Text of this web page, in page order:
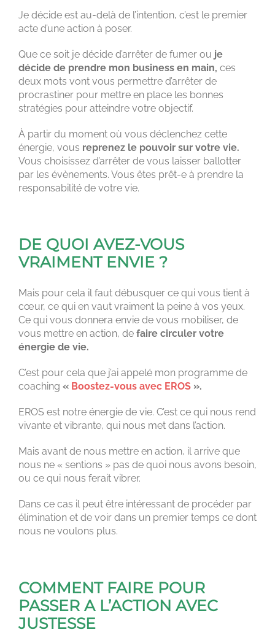
Je décide est au-delà de l’intention, c’est le premier
acte d’une action à poser.
Que ce soit je décide d’arrêter de fumer ou je
décide de prendre mon business en main, ces
deux mots vont vous permettre d’arrêter de
procrastiner pour mettre en place les bonnes
stratégies pour atteindre votre objectif.
À partir du moment où vous déclenchez cette
énergie, vous reprenez le pouvoir sur votre vie.
Vous choisissez d’arrêter de vous laisser ballotter
par les évènements. Vous êtes prêt-e à prendre la
responsabilité de votre vie.
DE QUOI AVEZ-VOUS
VRAIMENT ENVIE ?
Mais pour cela il faut débusquer ce qui vous tient à
cœur, ce qui en vaut vraiment la peine à vos yeux.
Ce qui vous donnera envie de vous mobiliser, de
vous mettre en action, de faire circuler votre
énergie de vie.
C’est pour cela que j’ai appelé mon programme de
coaching « Boostez-vous avec EROS ».
EROS est notre énergie de vie. C’est ce qui nous rend
vivante et vibrante, qui nous met dans l’action.
Mais avant de nous mettre en action, il arrive que
nous ne « sentions » pas de quoi nous avons besoin,
ou ce qui nous ferait vibrer.
Dans ce cas il peut être intéressant de procéder par
élimination et de voir dans un premier temps ce dont
nous ne voulons plus.
COMMENT FAIRE POUR
PASSER A L’ACTION AVEC
JUSTESSE